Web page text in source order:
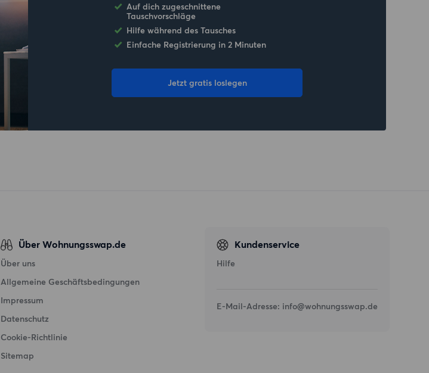
Auf dich zugeschnittene
Tauschvorschläge
Hilfe während des Tausches
Einfache Registrierung in 2 Minuten
Jetzt gratis loslegen
Über Wohnungsswap.de
Über uns
Allgemeine Geschäftsbedingungen
Impressum
Datenschutz
Cookie-Richtlinie
Sitemap
Kundenservice
Hilfe
E-Mail-Adresse: info@wohnungsswap.de